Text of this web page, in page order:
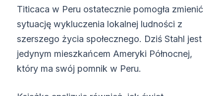
Titicaca w Peru ostatecznie pomogła zmienić
sytuację wykluczenia lokalnej ludności z
szerszego życia społecznego. Dziś Stahl jest
jedynym mieszkańcem Ameryki Północnej,
który ma swój pomnik w Peru.